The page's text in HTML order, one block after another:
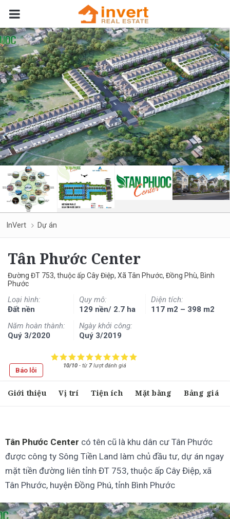
InVert Dự án
Tân Phước Center
Đường ĐT 753, thuộc ấp Cây Điệp, Xã Tân Phước, Đồng Phù, Bình
Phước
Loại hình:
Đất nền
Quy mô:
129 nền/ 2.7 ha
Diện tích:
117 m2 – 398 m2
Năm hoàn thành:
Quý 3/2020
Ngày khởi công:
Quý 3/2019
Báo lỗi
10/10- từ 7lượt đánh giá
Giới thiệu Vị trí Tiện ích Mặt bằng Bảng giá
Tân Phước Center có tên cũ là khu dân cư Tân Phước
được công ty Sông Tiền Land làm chủ đầu tư, dự án ngay
mặt tiền đường liên tỉnh ĐT 753, thuộc ấp Cây Điệp, xã
Tân Phước, huyện Đồng Phú, tỉnh Bình Phước